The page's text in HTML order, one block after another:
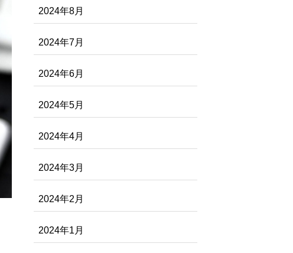
2024年8月
2024年7月
2024年6月
2024年5月
2024年4月
2024年3月
2024年2月
2024年1月